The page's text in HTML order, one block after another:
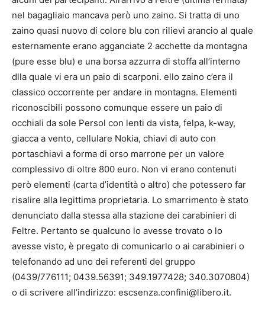
nel bagagliaio mancava però uno zaino. Si tratta di uno
zaino quasi nuovo di colore blu con rilievi arancio al quale
esternamente erano agganciate 2 acchette da montagna
(pure esse blu) e una borsa azzurra di stoffa all’interno
dlla quale vi era un paio di scarponi. ello zaino c’era il
classico occorrente per andare in montagna. Elementi
riconoscibili possono comunque essere un paio di
occhiali da sole Persol con lenti da vista, felpa, k-way,
giacca a vento, cellulare Nokia, chiavi di auto con
portaschiavi a forma di orso marrone per un valore
complessivo di oltre 800 euro. Non vi erano contenuti
però elementi (carta d’identità o altro) che potessero far
risalire alla legittima proprietaria. Lo smarrimento è stato
denunciato dalla stessa alla stazione dei carabinieri di
Feltre. Pertanto se qualcuno lo avesse trovato o lo
avesse visto, è pregato di comunicarlo o ai carabinieri o
telefonando ad uno dei referenti del gruppo
(0439/776111; 0439.56391; 349.1977428; 340.3070804)
o di scrivere all’indirizzo: escsenza.confini@libero.it.